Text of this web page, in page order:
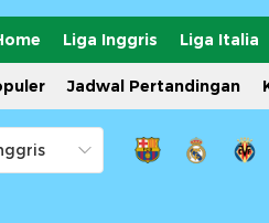
Liga Inggris Liga Italia
Jadwal Pertandingan